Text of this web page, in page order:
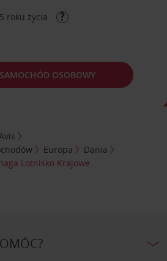
roku życia
OSOBOWY
Europa
Dania
Lotnisko Krajowe